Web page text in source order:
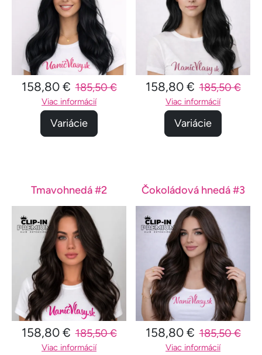
158,80 € 185,50 €
Viac informácií
Variácie
158,80 € 185,50 €
Viac informácií
Variácie
Tmavohnedá #2
158,80 € 185,50 €
Viac informácií
Čokoládová hnedá #3
158,80 € 185,50 €
Viac informácií